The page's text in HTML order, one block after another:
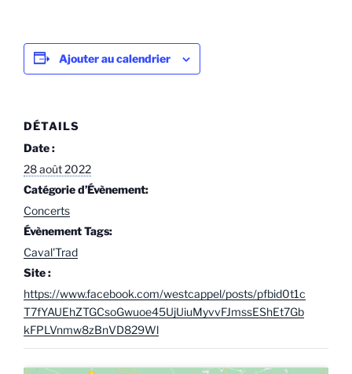
Ajouter au calendrier
DÉTAILS
Date :
28 août 2022
Catégorie d’Évènement:
Concerts
Évènement Tags:
Caval'Trad
Site :
https://www.facebook.com/westcappel/posts/pfbid0t1c
T7fYAUEhZTGCsoGwuoe45UjUiuMyvvFJmssEShEt7Gb
kFPLVnmw8zBnVD829Wl